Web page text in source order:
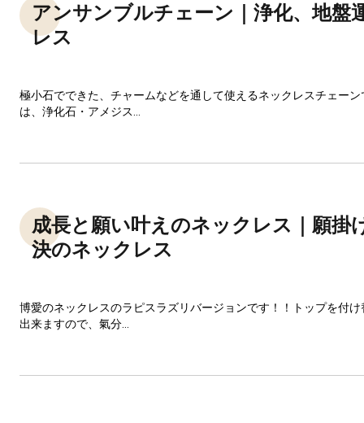
アンサンブルチェーン｜浄化、地盤
レス
極小石でできた、チャームなどを通して使えるネックレスチェー
は、浄化石・アメジス...
成長と願い叶えのネックレス｜願掛
決のネックレス
博愛のネックレスのラピスラズリバージョンです！！トップを付
出来ますので、氣分...